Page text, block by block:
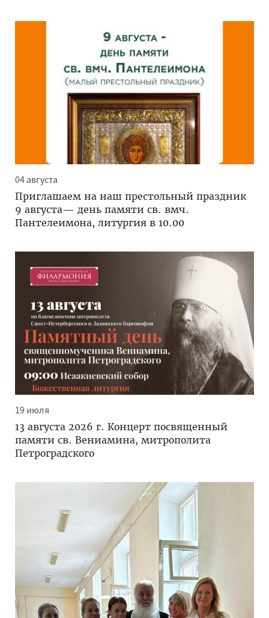
04 августа
Приглашаем на наш престольный праздник
9 августа— день памяти св. вмч.
Пантелеимона, литургия в 10.00
19 июля
13 августа 2026 г. Концерт посвященный
памяти св. Вениамина, митрополита
Петроградского